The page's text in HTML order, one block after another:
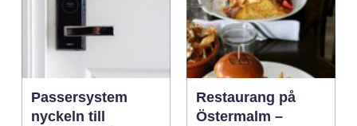
Passersystem
nyckeln till
Restaurang på
Östermalm –